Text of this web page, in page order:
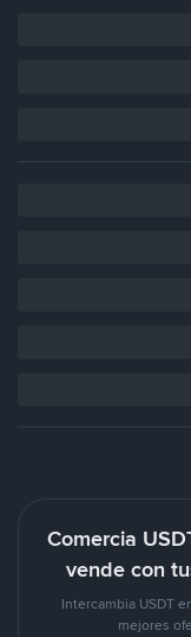
Comercia
vende con
Intercambia USDT
mejores